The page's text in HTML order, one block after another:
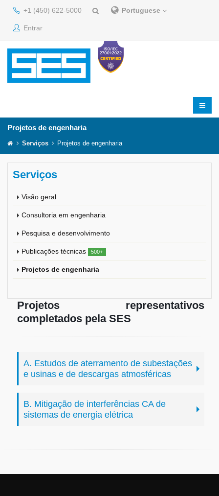
+1 (450) 622-5000 Portuguese
Entrar
Projetos de engenharia
Serviços Projetos de engenharia
Serviços
Visão geral
Consultoria em engenharia
Pesquisa e desenvolvimento
Publicações técnicas 500+
Projetos de engenharia
Projetos representativos
completados pela SES
A. Estudos de aterramento de subestações
e usinas e de descargas atmosféricas
B. Mitigação de interferências CA de
sistemas de energia elétrica